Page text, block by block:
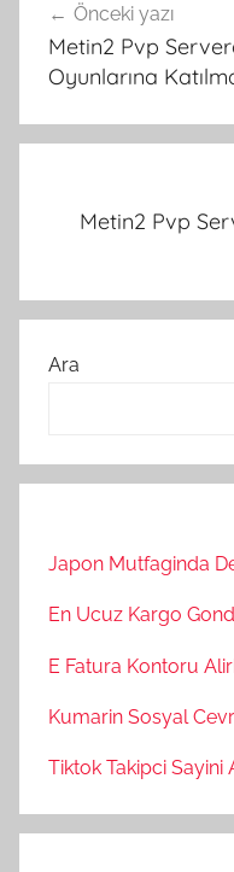
gezinmesi
Önceki yazı
Metin2 Pvp
Oyunlarına
Metin2 Pvp
Ara
Japon Mutfaginda
En Ucuz Kargo
E Fatura Kontoru
Kumarin Sosyal
Tiktok Takipci